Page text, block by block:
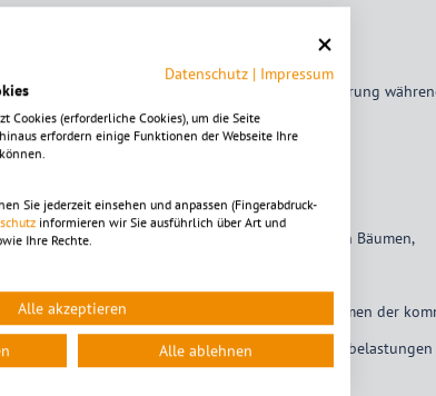
verschiedene Maßnahmen um, um die Bevölkerung
in der Innenstadt,
aktueller Hitzewarnungen,
von Grünflächen sowie schattenspendenden Bäumen,
Weiterentwicklung weiterer Maßnahmen im Rahmen der
in Pirna auch bei zunehmenden
Datenschutz | Impressum
Cookies (erforderliche Cookies), um die Seite
erfordern einige Funktionen der Webseite Ihre
Sie jederzeit einsehen und anpassen (Fingerabdruck-
informieren wir Sie ausführlich über Art und
Ihre Rechte.
Alle akzeptieren
Alle ablehnen